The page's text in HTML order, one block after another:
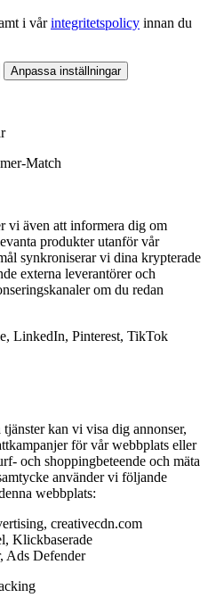
i vårintegritetspolicy innan du
Anpassa inställningar
Match
vi även att informera dig om
produkter utanför vår
synkroniserar vi dina krypterade
externa leverantörer och
om du redan
LinkedIn, Pinterest, TikTok
tjänster kan vi visa dig annonser,
för vår webbplats eller
och shoppingbeteende och mäta
använder vi följande
webbplats:
creativecdn.com
Klickbaserade
Ads Defender